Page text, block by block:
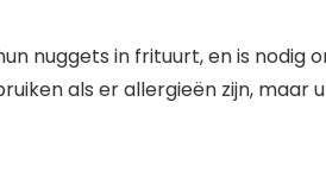
nuggets in frituurt, en is nodig
als er allergieën zijn, maar